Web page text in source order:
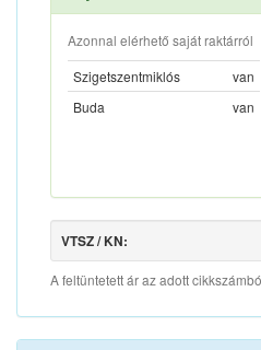
Azonnal elérhető saját raktárról
Szigetszentmiklós
van
Buda
van
VTSZ / KN:
A feltüntetett ár az adott